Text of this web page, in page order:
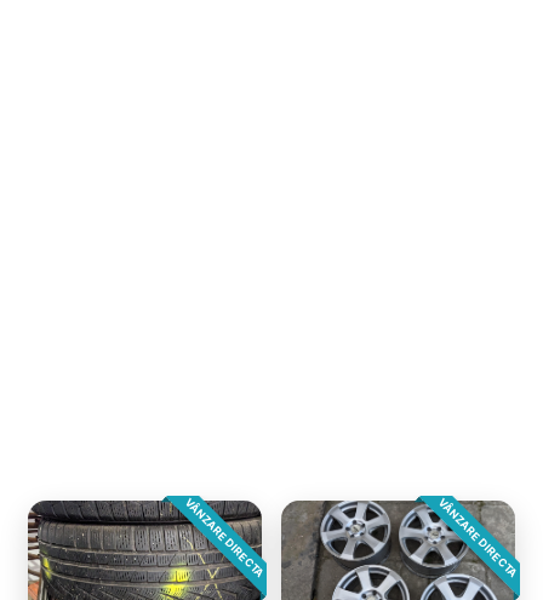
VÂNZARE DIRECTA VÂNZARE DIRECTA